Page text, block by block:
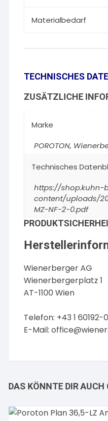
Materialbedarf
TECHNISCHES
ZUSÄTZLICHE
Marke
POROTON,
Technisches
https://shop.kuhn-
content/uploads/
MZ-NF-2-0.pdf
Wienerberger AG
Wienerbergerplatz 1
AT-1100 Wien
Telefon: +43 1 60192-0
E-Mail:
DAS KÖNNTE DIR AUCH